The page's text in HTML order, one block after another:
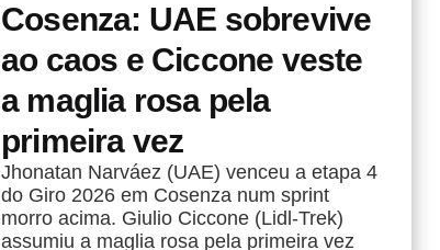
Cosenza: UAE sobrevive
ao caos e Ciccone veste
a maglia rosa pela
primeira vez
Jhonatan Narváez (UAE) venceu a etapa 4
do Giro 2026 em Cosenza num sprint
morro acima. Giulio Ciccone (Lidl-Trek)
assumiu a maglia rosa pela primeira vez